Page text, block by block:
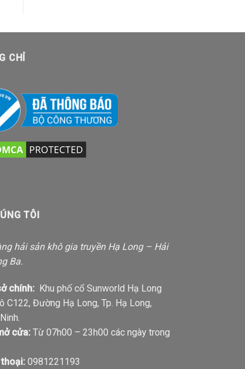
CHỈ
TÔI
hải sản khô gia truyền Hạ Long – Hải
Ba.
chính:Khu phố cổ Sunworld Hạ Long
C122, Đường Hạ Long, Tp. Hạ Long,
cửa:Từ 07h00 – 23h00 các ngày trong
0981221193